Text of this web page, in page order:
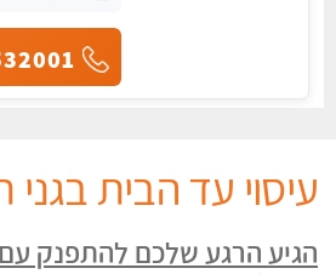
עיסוי עד הבית בגני
הגיע הרגע שלכם להתפנק עם